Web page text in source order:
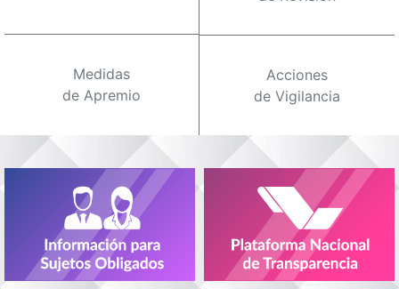
Medidas
de Apremio
Acciones
de Vigilancia